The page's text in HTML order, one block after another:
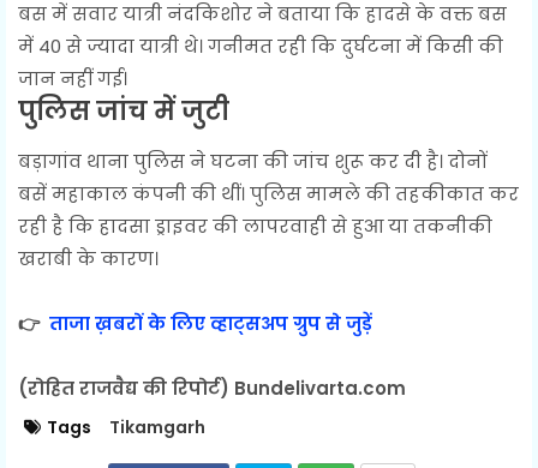
बस में सवार यात्री नंदकिशोर ने बताया कि हादसे के वक्त बस
में 40 से ज्यादा यात्री थे। गनीमत रही कि दुर्घटना में किसी की
जान नहीं गई।
पुलिस जांच में जुटी
बड़ागांव थाना पुलिस ने घटना की जांच शुरू कर दी है। दोनों
बसें महाकाल कंपनी की थीं। पुलिस मामले की तहकीकात कर
रही है कि हादसा ड्राइवर की लापरवाही से हुआ या तकनीकी
खराबी के कारण।
👉 ताजा ख़बरों के लिए व्हाट्सअप ग्रुप से जुड़ें
(रोहित राजवैद्य की रिपोर्ट) Bundelivarta.com
Tags Tikamgarh